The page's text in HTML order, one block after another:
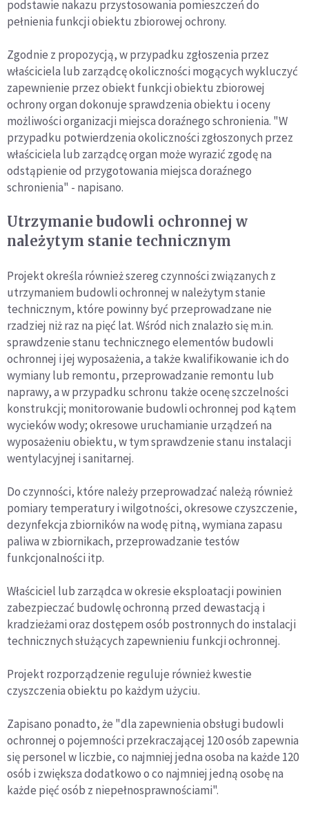
podstawie nakazu przystosowania pomieszczeń do
pełnienia funkcji obiektu zbiorowej ochrony.
Zgodnie z propozycją, w przypadku zgłoszenia przez
właściciela lub zarządcę okoliczności mogących wykluczyć
zapewnienie przez obiekt funkcji obiektu zbiorowej
ochrony organ dokonuje sprawdzenia obiektu i oceny
możliwości organizacji miejsca doraźnego schronienia. "W
przypadku potwierdzenia okoliczności zgłoszonych przez
właściciela lub zarządcę organ może wyrazić zgodę na
odstąpienie od przygotowania miejsca doraźnego
schronienia" - napisano.
Utrzymanie budowli ochronnej w
należytym stanie technicznym
Projekt określa również szereg czynności związanych z
utrzymaniem budowli ochronnej w należytym stanie
technicznym, które powinny być przeprowadzane nie
rzadziej niż raz na pięć lat. Wśród nich znalazło się m.in.
sprawdzenie stanu technicznego elementów budowli
ochronnej i jej wyposażenia, a także kwalifikowanie ich do
wymiany lub remontu, przeprowadzanie remontu lub
naprawy, a w przypadku schronu także ocenę szczelności
konstrukcji; monitorowanie budowli ochronnej pod kątem
wycieków wody; okresowe uruchamianie urządzeń na
wyposażeniu obiektu, w tym sprawdzenie stanu instalacji
wentylacyjnej i sanitarnej.
Do czynności, które należy przeprowadzać należą również
pomiary temperatury i wilgotności, okresowe czyszczenie,
dezynfekcja zbiorników na wodę pitną, wymiana zapasu
paliwa w zbiornikach, przeprowadzanie testów
funkcjonalności itp.
Właściciel lub zarządca w okresie eksploatacji powinien
zabezpieczać budowlę ochronną przed dewastacją i
kradzieżami oraz dostępem osób postronnych do instalacji
technicznych służących zapewnieniu funkcji ochronnej.
Projekt rozporządzenie reguluje również kwestie
czyszczenia obiektu po każdym użyciu.
Zapisano ponadto, że "dla zapewnienia obsługi budowli
ochronnej o pojemności przekraczającej 120 osób zapewnia
się personel w liczbie, co najmniej jedna osoba na każde 120
osób i zwiększa dodatkowo o co najmniej jedną osobę na
każde pięć osób z niepełnosprawnościami".